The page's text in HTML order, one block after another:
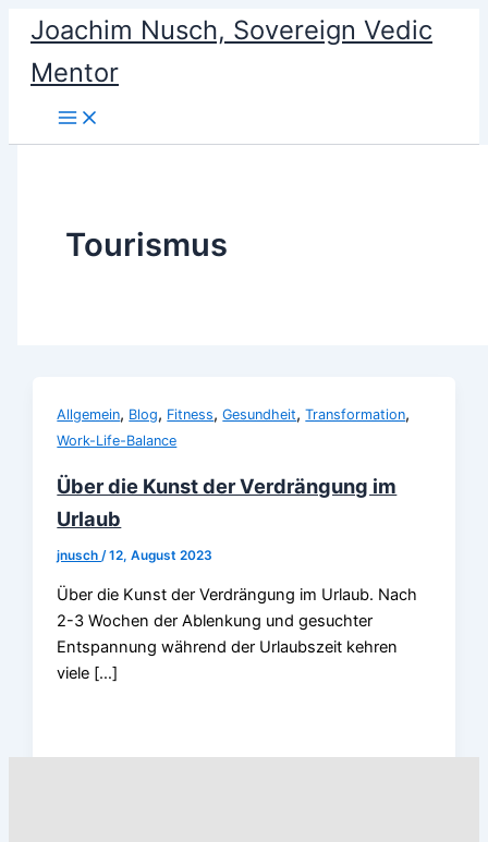
content
Joachim Nusch, Sovereign Vedic
Mentor
Tourismus
Allgemein, Blog, Fitness,Gesundheit,Transformation,
Work-Life-Balance
Über die Kunst der Verdrängung im
Urlaub
jnusch/12, August 2023
Über die Kunst der Verdrängung im Urlaub. Nach
2-3 Wochen der Ablenkung und gesuchter
Entspannung während der Urlaubszeit kehren
viele […]